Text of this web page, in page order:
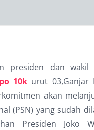
presiden dan wakil
10k urut 03,Ganjar
akan
(PSN) yang sudah
Presiden Joko
Color